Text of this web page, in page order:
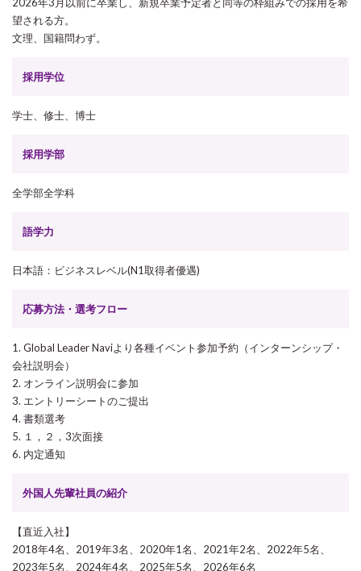
望される方。
文理、国籍問わず。
採用学位
学士、修士、博士
採用学部
全学部全学科
語学力
日本語：ビジネスレベル(N1取得者優遇)
応募方法・選考フロー
1. Global Leader Naviより各種イベント参加予約（インターンシップ・
会社説明会）
2. オンライン説明会に参加
3. エントリーシートのご提出
4. 書類選考
5. １，２，3次面接
6. 内定通知
外国人先輩社員の紹介
【直近入社】
2018年4名、2019年3名、2020年1名、2021年2名、2022年5名、
2023年5名、2024年4名、2025年5名、2026年6名